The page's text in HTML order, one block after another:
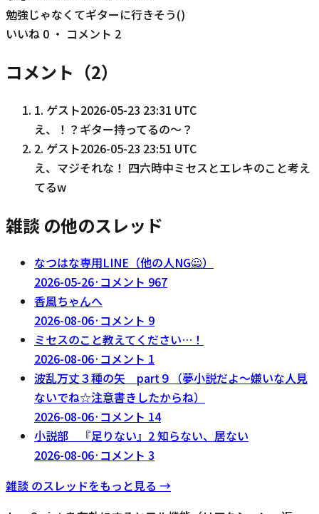
勉強じゃなくてギターに行きそう()
いいね 0 ・ コメント 2
コメント（2）
1. ゲスト2026-05-23 23:31 UTC
え、！？ギター持ってるの〜？
2. ゲスト2026-05-23 23:51 UTC
え、マジそれな！ 四六時中ミセスとエレキのこと考え
てるw
雑談 の他のスレッド
なつはな専用LINE（他の人NG🙅）
2026-05-26· コメント 967
香風ちゃんへ
2026-08-06· コメント 9
ミセスのこと教えてください…！
2026-08-06· コメント 1
波乱万丈３種の矢 part９（夢小説だよ～嫌いな人見
ないでね☆注意書きしたからね）
2026-08-06· コメント 14
小説部 『足りない』2 知らない、居ない
2026-08-06· コメント 3
雑談 のスレッドをもっと見る →